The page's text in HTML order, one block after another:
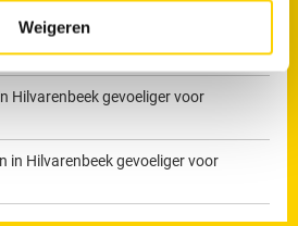
Weigerenvan Hilvarenbeek op het
Hilvarenbeek gevoeliger voor
in Hilvarenbeek gevoeliger voor